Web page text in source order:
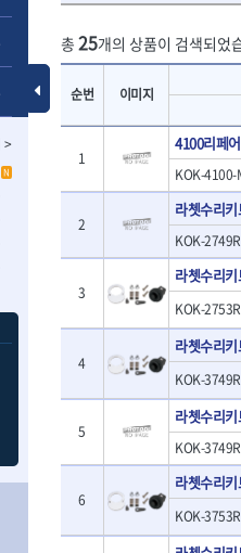
Toggle Menu
셜소켓
켓
롱별소켓
트소켓
각비트소켓
소켓
트소켓
각비트
트
셜조인트
결대
대
들
스라쳇핸들
- 파이프나
- 오스타세트
- 파이프가
- 파이프바
- 유압전선
- 듀잇밴더
- 마이크로
- 마이크로
- 시스네이
- 시스네이
- 시스네이
- 배관검사
- 내시경카
- 라인송신
- 탐지용수
- 콤비네이
- 수동스피
- 프렉스샤
- 액세서리
- 전동드럼
- 스프링청
- 고압파이
구.장비
장비
탈착기
FLEXCUT
JOKARI
KHEIRON
KTC
LOCTITE
MARTOR
NANIWA
PB
RUBI
Scanprobe
SKIL
STANZANI
판오일등
THETA-공
키
THETA-소
THETA-전
THOMAS
>
N
총 25개의 상품이 검색되었
순번 이미지
1
4100리페
KOK-4100-
2
라쳇수리키
KOK-
3
라쳇수리키
KOK-
4
라쳇수리키
KOK-
5
라쳇수리키
KOK-
6
라쳇수리키
KOK-